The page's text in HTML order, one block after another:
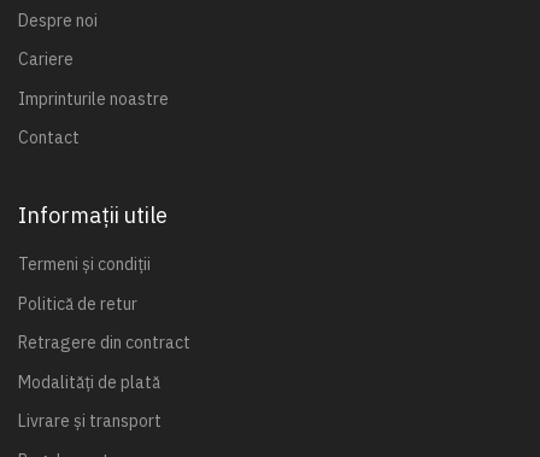
Despre noi
Cariere
Imprinturile noastre
Contact
Informații utile
Termeni și condiții
Politică de retur
Retragere din contract
Modalități de plată
Livrare și transport